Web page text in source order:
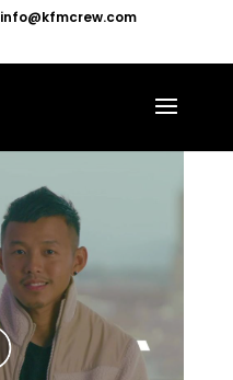
info@kfmcrew.com